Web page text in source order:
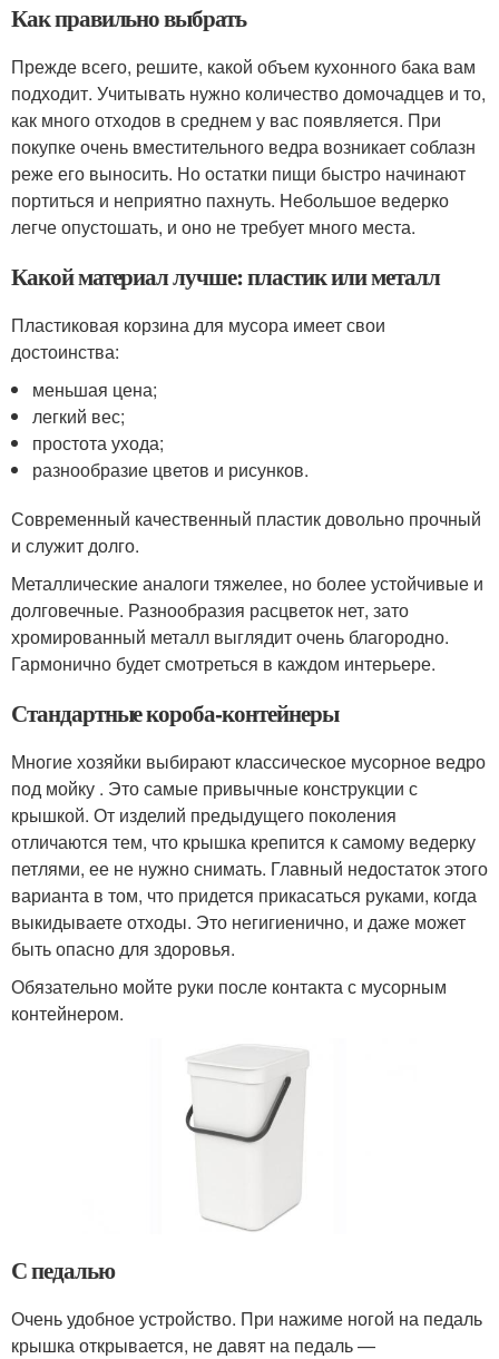
Как правильно выбрать
Прежде всего, решите, какой объем кухонного бака вам
подходит. Учитывать нужно количество домочадцев и то,
как много отходов в среднем у вас появляется. При
покупке очень вместительного ведра возникает соблазн
реже его выносить. Но остатки пищи быстро начинают
портиться и неприятно пахнуть. Небольшое ведерко
легче опустошать, и оно не требует много места.
Какой материал лучше: пластик или металл
Пластиковая корзина для мусора имеет свои
достоинства:
меньшая цена;
легкий вес;
простота ухода;
разнообразие цветов и рисунков.
Современный качественный пластик довольно прочный
и служит долго.
Металлические аналоги тяжелее, но более устойчивые и
долговечные. Разнообразия расцветок нет, зато
хромированный металл выглядит очень благородно.
Гармонично будет смотреться в каждом интерьере.
Стандартные короба-контейнеры
Многие хозяйки выбирают классическое мусорное ведро
под мойку . Это самые привычные конструкции с
крышкой. От изделий предыдущего поколения
отличаются тем, что крышка крепится к самому ведерку
петлями, ее не нужно снимать. Главный недостаток этого
варианта в том, что придется прикасаться руками, когда
выкидываете отходы. Это негигиенично, и даже может
быть опасно для здоровья.
Обязательно мойте руки после контакта с мусорным
контейнером.
С педалью
Очень удобное устройство. При нажиме ногой на педаль
крышка открывается, не давят на педаль —